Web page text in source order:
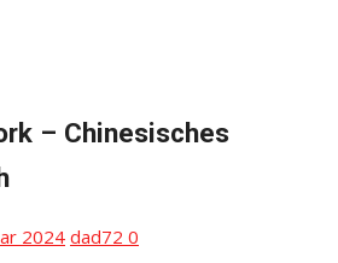
– Chinesisches
2024Author
dad72 0